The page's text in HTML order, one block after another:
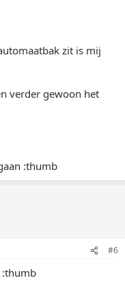
zit is mij
verder gewoon het
:thumb
#6
:thumb